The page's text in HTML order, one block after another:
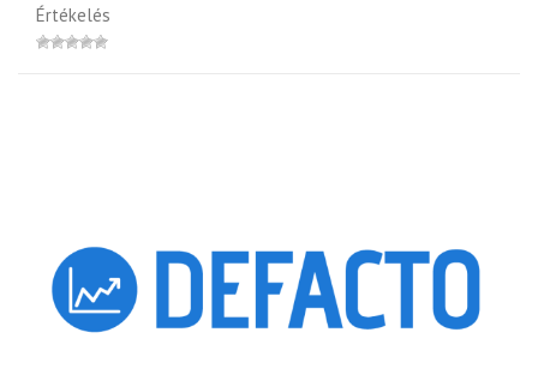
Értékelés